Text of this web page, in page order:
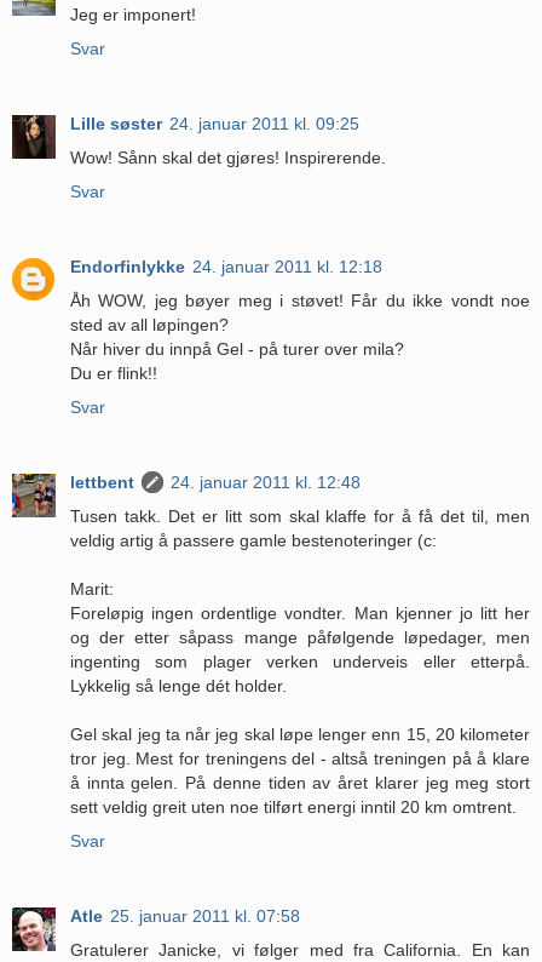
Jeg er imponert!
Svar
Lille søster 24. januar 2011 kl. 09:25
Wow! Sånn skal det gjøres! Inspirerende.
Svar
Endorfinlykke 24. januar 2011 kl. 12:18
Åh WOW, jeg bøyer meg i støvet! Får du ikke vondt noe
sted av all løpingen?
Når hiver du innpå Gel - på turer over mila?
Du er flink!!
Svar
lettbent
24. januar 2011 kl. 12:48
Tusen takk. Det er litt som skal klaffe for å få det til, men
veldig artig å passere gamle bestenoteringer (c:
Marit:
Foreløpig ingen ordentlige vondter. Man kjenner jo litt her
og der etter såpass mange påfølgende løpedager, men
ingenting som plager verken underveis eller etterpå.
Lykkelig så lenge dét holder.
Gel skal jeg ta når jeg skal løpe lenger enn 15, 20 kilometer
tror jeg. Mest for treningens del - altså treningen på å klare
å innta gelen. På denne tiden av året klarer jeg meg stort
sett veldig greit uten noe tilført energi inntil 20 km omtrent.
Svar
Atle 25. januar 2011 kl. 07:58
Gratulerer Janicke, vi følger med fra California. En kan